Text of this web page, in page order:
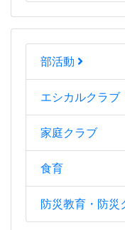
部活動
エシカルクラブ
家庭クラブ
食育
防災教育・防災